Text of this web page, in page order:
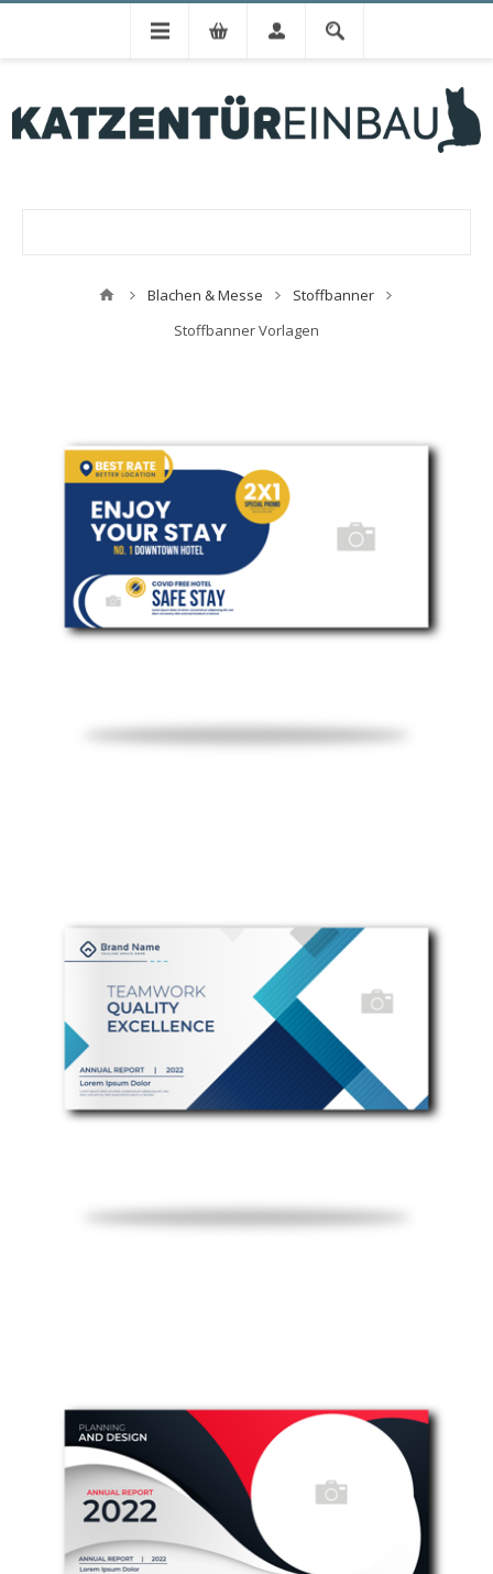
Blachen & Messe
Stoffbanner
Stoffbanner Vorlagen